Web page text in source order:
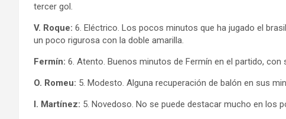
tercer gol.
V. Roque: 6. Eléctrico. Los pocos minutos que ha jugado el
un poco rigurosa con la doble amarilla.
Fermín: 6. Atento. Buenos minutos de Fermín en el partido,
O. Romeu: 5. Modesto. Alguna recuperación de balón en sus
I. Martínez: 5. Novedoso. No se puede destacar mucho en los